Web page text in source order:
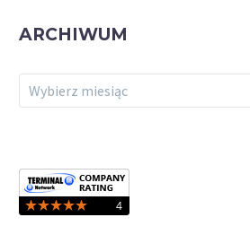
ARCHIWUM
ARCHIWUM
Wybierz miesiąc